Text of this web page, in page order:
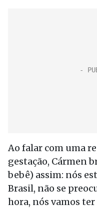
Ao falar com uma
gestação, Cármen
bebê) assim: nós
Brasil, não se
hora, nós vamos